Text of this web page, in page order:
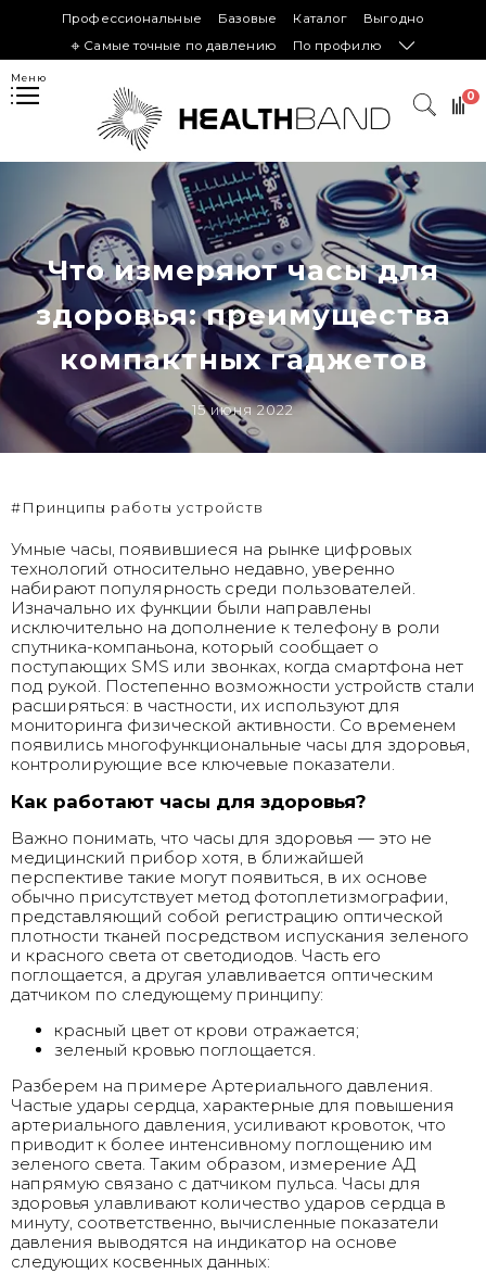
Профессиональные Базовые Каталог
Выгодно
𖦏 Самые точные по давлению
По профилю
Меню
0
Что измеряют часы для
здоровья: преимущества
компактных гаджетов
15 июня 2022
#Принципы работы устройств
Умные часы, появившиеся на рынке цифровых
технологий относительно недавно, уверенно
набирают популярность среди пользователей.
Изначально их функции были направлены
исключительно на дополнение к телефону в роли
спутника-компаньона, который сообщает о
поступающих SMS или звонках, когда смартфона нет
под рукой. Постепенно возможности устройств стали
расширяться: в частности, их используют для
мониторинга физической активности. Со временем
появились многофункциональные часы для здоровья,
контролирующие все ключевые показатели.
Как работают часы для здоровья?
Важно понимать, что часы для здоровья — это не
медицинский прибор хотя, в ближайшей
перспективе такие могут появиться, в их основе
обычно присутствует метод фотоплетизмографии,
представляющий собой регистрацию оптической
плотности тканей посредством испускания зеленого
и красного света от светодиодов. Часть его
поглощается, а другая улавливается оптическим
датчиком по следующему принципу:
красный цвет от крови отражается;
зеленый кровью поглощается.
Разберем на примере Артериального давления.
Частые удары сердца, характерные для повышения
артериального давления, усиливают кровоток, что
приводит к более интенсивному поглощению им
зеленого света. Таким образом, измерение АД
напрямую связано с датчиком пульса. Часы для
здоровья улавливают количество ударов сердца в
минуту, соответственно, вычисленные показатели
давления выводятся на индикатор на основе
следующих косвенных данных: